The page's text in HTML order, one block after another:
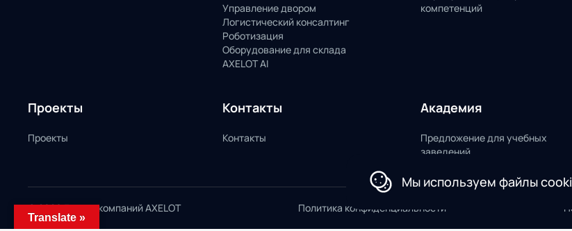
Управление двором
Логистический консалтинг
Роботизация
Оборудование для склада
AXELOT AI
компетенций
Проекты
Проекты
Контакты
Контакты
Академия
Предложение для учебных
заведений
© 2026 Группа компаний AXELOT Политика конфиденциальности
Мы используем файлы
Translate »